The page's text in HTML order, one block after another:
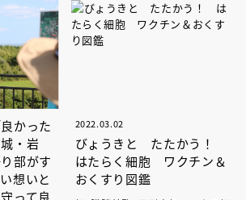
かった
・岩
部がす
想いと
って良
2022.03.02
びょうきと たたかう！
はたらく細胞 ワクチン＆
おくすり図鑑